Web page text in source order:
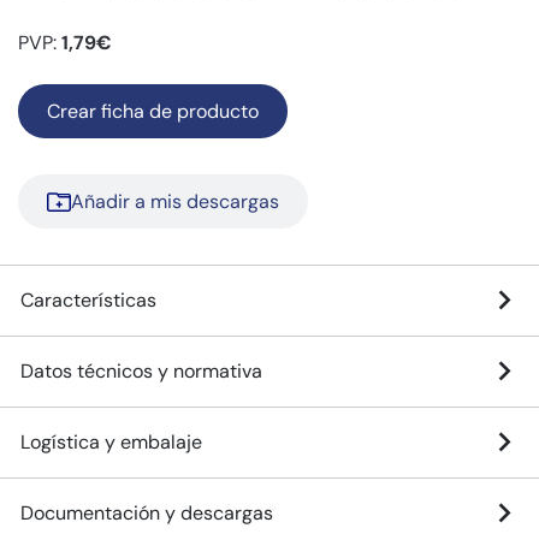
PVP:1,79€
Crear ficha de producto
Añadir a mis descargas
Características
Datos técnicos y normativa
Logística y embalaje
Documentación y descargas